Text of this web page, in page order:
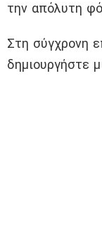
την απόλυτη
Στη σύγχρονη
δημιουργήστε